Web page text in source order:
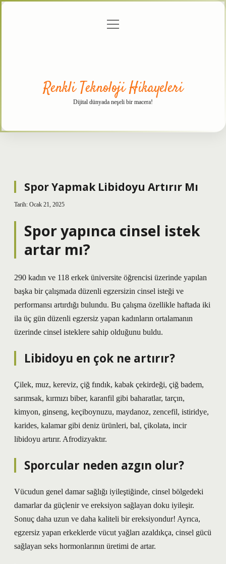
menüyü
Renkli Teknoloji Hikayeleri
Dijital dünyada neşeli bir macera!
Spor Yapmak Libidoyu Artırır Mı
Tarih: Ocak 21, 2025
Spor yapınca cinsel istek
artar mı?
290 kadın ve 118 erkek üniversite öğrencisi üzerinde yapılan
başka bir çalışmada düzenli egzersizin cinsel isteği ve
performansı artırdığı bulundu. Bu çalışma özellikle haftada iki
ila üç gün düzenli egzersiz yapan kadınların ortalamanın
üzerinde cinsel isteklere sahip olduğunu buldu.
Libidoyu en çok ne artırır?
Çilek, muz, kereviz, çiğ fındık, kabak çekirdeği, çiğ badem,
sarımsak, kırmızı biber, karanfil gibi baharatlar, tarçın,
kimyon, ginseng, keçiboynuzu, maydanoz, zencefil, istiridye,
karides, kalamar gibi deniz ürünleri, bal, çikolata, incir
libidoyu artırır. Afrodizyaktır.
Sporcular neden azgın olur?
Vücudun genel damar sağlığı iyileştiğinde, cinsel bölgedeki
damarlar da güçlenir ve ereksiyon sağlayan doku iyileşir.
Sonuç daha uzun ve daha kaliteli bir ereksiyondur! Ayrıca,
egzersiz yapan erkeklerde vücut yağları azaldıkça, cinsel gücü
sağlayan seks hormonlarının üretimi de artar.